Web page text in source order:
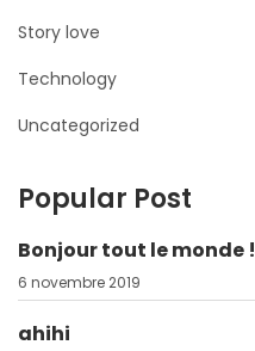
Story love
Technology
Uncategorized
Popular Post
Bonjour tout le monde !
6 novembre 2019
ahihi